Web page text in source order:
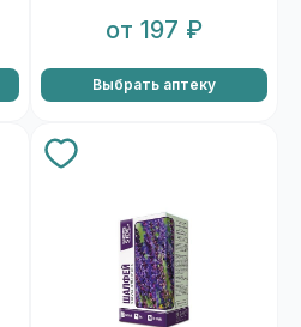
от 197 ₽
Выбрать аптеку